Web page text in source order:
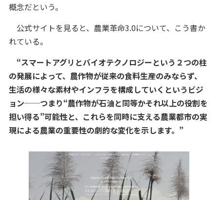
概念だという。
公式サイトを見ると、農業革命3.0について、こう書か
れている。
“スマートアグリとバイオテクノロジーという２つの柱
の発展によって、農作物が従来の食料生産のみならず、
生活の様々な素材やインフラを構成していくというビジ
ョン──つまり“農作物が石油と同等かそれ以上の役割を
担い得る”可能性と、これらを同時に支える農業都市の実
現による農業の重要性の劇的な変化を示します。”